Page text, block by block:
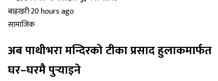
बाह्रखरी·20 hours ago
सामाजिक
अब पाथीभरा मन्दिरको टीका प्रसाद हुलाकमार्फत
घर–घरमै पुर्‍याइने